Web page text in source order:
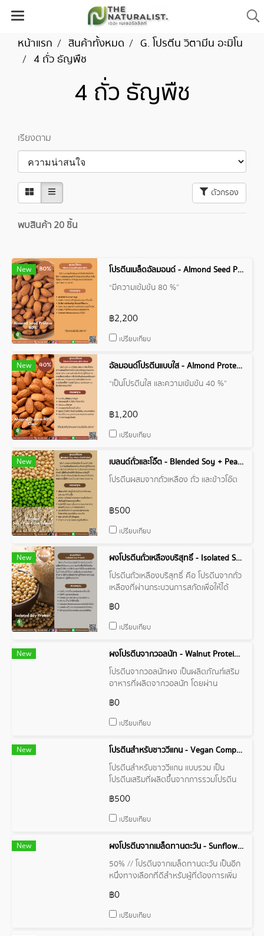
หน้าแรก สินค้าทั้งหมด
G. โปรตีน วิตามีน อะมิโน
4 ถั่ว ธัญพืช
4 ถั่ว ธัญพืช
เรียงตาม
ตัวกรอง
พบสินค้า 20 ชิ้น
New
โปรตีนเมล็ดอัลมอนด์ - Almond Seed Protein 80%
“มีความเข้มข้น 80 %”
฿2,200
เปรียบเทียบ
New
อัลมอนด์โปรตีนแบบใส - Almond Protein 40% Clear
“เป็นโปรตีนใส และความเข้มข้น 40 %”
฿1,200
เปรียบเทียบ
New
เบลนด์ถั่วและโอ๊ต - Blended Soy + Pea + Oat Protein
โปรตีนผสมจากถั่วเหลือง ถั่ว และข้าวโอ๊ต
฿500
เปรียบเทียบ
New
ผงโปรตีนถั่วเหลืองบริสุทธิ์ - Isolated Soy Protein
โปรตีนถั่วเหลืองบริสุทธิ์ คือ โปรตีนจากถั่ว
เหลืองที่ผ่านกระบวนการสกัดเพื่อให้ได้
฿0
เปรียบเทียบ
New
ผงโปรตีนจากวอลนัท - Walnut Protein Powder
โปรตีนจากวอลนัทผง เป็นผลิตภัณฑ์เสริม
อาหารที่ผลิตจากวอลนัท โดยผ่าน
฿0
เปรียบเทียบ
New
โปรตีนสำหรับชาววีแกน - Vegan Compound
โปรตีนสำหรับชาววีแกน แบบรวม เป็น
โปรตีนเสริมที่ผลิตขึ้นจากการรวมโปรตีน
วัตถุประสงค์เพื่อให้ได้โปรตีนที่มีกรดอะมิโน
ครบถ้วน ซึ่งเป็นสิ่งจำเป็นต่อร่างกายใน
฿500
เปรียบเทียบ
New
ผงโปรตีนจากเมล็ดทานตะวัน - Sunflower Seed Protein Powder
50% // โปรตีนจากเมล็ดทานตะวัน เป็นอีก
หนึ่งทางเลือกที่ดีสำหรับผู้ที่ต้องการเพิ่ม
฿0
เปรียบเทียบ